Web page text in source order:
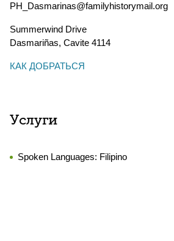
PH_Dasmarinas@familyhistorymail.org
Summerwind Drive
Dasmariñas, Cavite 4114
КАК ДОБРАТЬСЯ
Услуги
Spoken Languages: Filipino